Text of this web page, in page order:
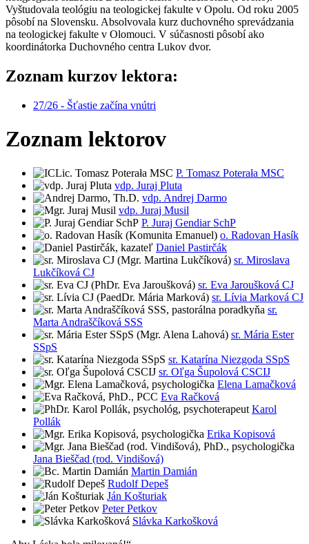
Vyštudovala teológiu na teologickej fakulte v Opolu. Od roku 2005
pôsobí na Slovensku. Absolvovala kurz duchovného sprevádzania
na teologickej fakulte v Olomouci. V súčasnosti pôsobí ako
koordinátorka Duchovného centra Lukov dvor.
Zoznam kurzov lektora:
27/26 - Šťastie začína vnútri
Zoznam lektorov
P. Tomasz Poterała MSC
vdp. Juraj Pluta
vdp. Andrej Darmo
vdp. Juraj Musil
P. Juraj Gendiar SchP
o. Radovan Hasík
Daniel Pastirčák
sr. Miroslava
Lukčíková CJ
sr. Eva Jaroušková CJ
sr. Lívia Marková CJ
sr.
Marta Andraščíková SSS
sr. Mária Ester
SSpS
sr. Katarína Niezgoda SSpS
sr. Oľga Šupolová CSCIJ
Elena Lamačková
Eva Račková
Karol
Pollák
Erika Kopisová
Jana Bieščad (rod. Vindišová)
Martin Damián
Rudolf Depeš
Ján Košturiak
Peter Petkov
Slávka Karkošková